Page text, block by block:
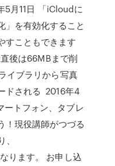
5月11日 「iCloudに
」を有効化すること
すこともできます
後は66MBまで削
イブラリから写真
ドされる 2016年4
トフォン、タブレ
！現役講師がつづる
ります。 お申し込